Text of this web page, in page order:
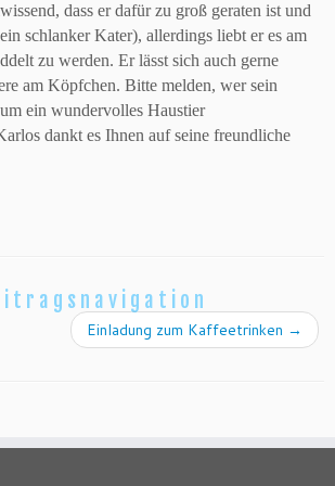
dass er dafür zu groß geraten ist und
schlanker Kater), allerdings liebt er es am
zu werden. Er lässt sich auch gerne
am Köpfchen. Bitte melden, wer sein
ein wundervolles Haustier
dankt es Ihnen auf seine freundliche
Einladung zum Kaffeetrinken →